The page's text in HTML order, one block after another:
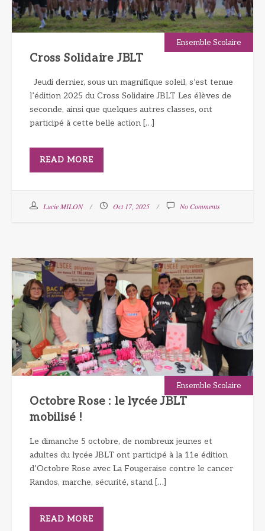
Ensemble Scolaire
Cross Solidaire JBLT
Jeudi dernier, sous un magnifique soleil, s’est tenue
l’édition 2025 du Cross Solidaire JBLT Les élèves de
seconde, ainsi que quelques autres classes, ont
participé à cette belle action […]
READ MORE
Lucie MILON Oct 17, 2025 No Comments
Ensemble Scolaire
Octobre Rose : le lycée JBLT
mobilisé !
Le dimanche 5 octobre, de nombreux jeunes et
adultes du lycée JBLT ont participé à la 11e édition
d’Octobre Rose avec La Fougeraise contre le cancer
Randos, marche, sécurité, stand […]
READ MORE